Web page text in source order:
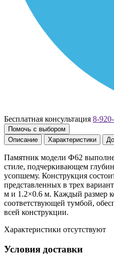
Бесплатная консультация 8-
Помочь с выбором
Описание
Характеристики
Памятник модели Ф62
стиле, подчеркивающем
усопшему. Конструкция
представленных в трех
м и 1.2×0.6 м. Каждый размер
соответствующей тумбой,
всей конструкции.
Характеристики отсутствуют
Условия доставки